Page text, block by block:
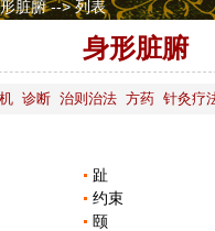
脏腑-->列表
身形脏腑
诊断 治则治法 方药 针灸疗
趾
约束
颐